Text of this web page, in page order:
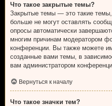
Что такое закрытые темы?
Закрытые темы — это такие
больше не могут оставлять
опросы автоматически
многим причинам модератором
конференции. Вы также можете
созданные вами темы, в
вам администратором
Вернуться к началу
Что такое значки тем?